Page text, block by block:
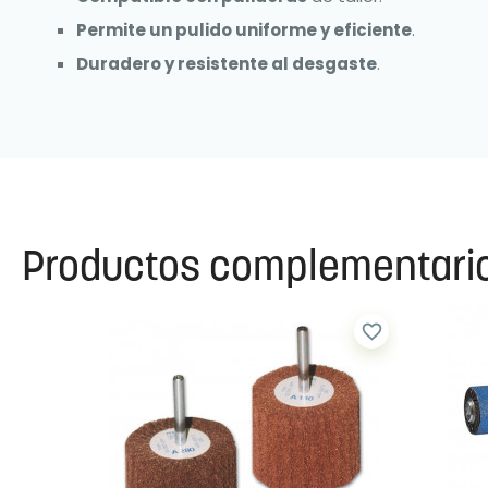
Permite un pulido uniforme y eficiente.
Duradero y resistente al desgaste.
Productos
favorite_border